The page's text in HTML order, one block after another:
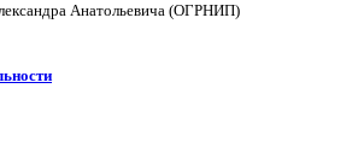
Анатольевича (ОГРНИП)